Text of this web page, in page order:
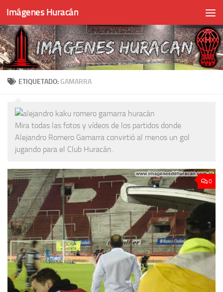
Skip to content
Imágenes Huracán
ETIQUETADO: GAMARRA
Mira todas las fotos y vídeos de los partidos donde
Alejandro Romero Gamarra convirtió al menos un gol
jugando para el Club Huracán.
0